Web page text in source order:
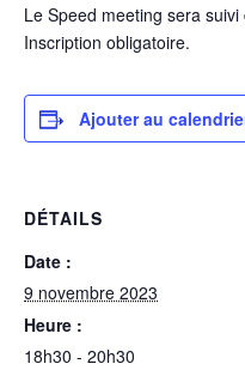
Le Speed meeting sera suivi
Inscription obligatoire.
Ajouter au
DÉTAILS
Date :
9 novembre 2023
Heure :
18h30 - 20h30